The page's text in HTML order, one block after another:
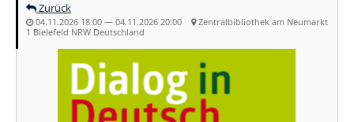
Zurück
04.11.2026 18:00 — 04.11.2026 20:00
Zentralbibliothek am Neumarkt
1 Bielefeld NRW Deutschland